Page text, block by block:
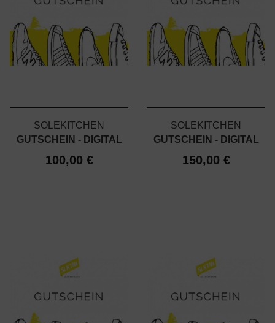
SOLEKITCHEN
GUTSCHEIN - DIGITAL
100,00 €
SOLEKITCHEN
GUTSCHEIN - DIGITAL
150,00 €